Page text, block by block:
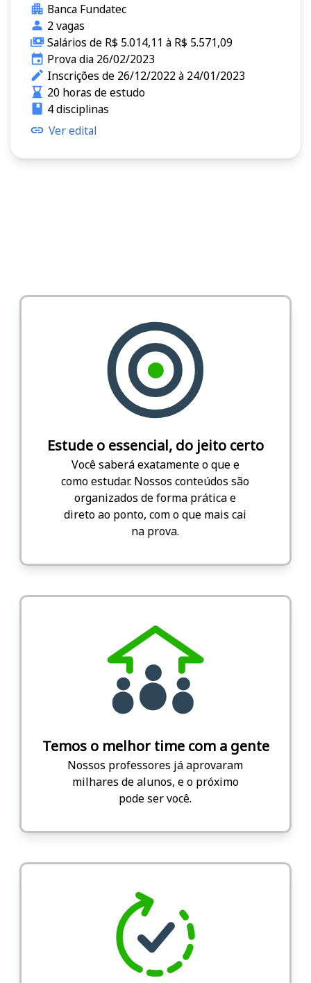
Banca Fundatec
2 vagas
Salários de R$ 5.014,11 à R$ 5.571,09
Prova dia 26/02/2023
Inscrições de 26/12/2022 à 24/01/2023
20 horas de estudo
4 disciplinas
Ver edital
Estude o essencial, do jeito certo
Você saberá exatamente o que e
como estudar. Nossos conteúdos são
organizados de forma prática e
direto ao ponto, com o que mais cai
na prova.
Temos o melhor time com a gente
Nossos professores já aprovaram
milhares de alunos, e o próximo
pode ser você.